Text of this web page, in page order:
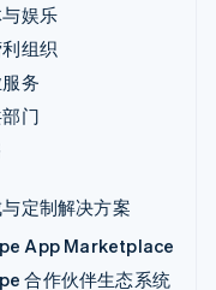
娱乐
组织
务
门
定制解决方案
App Marketplace
合作伙伴生态系统